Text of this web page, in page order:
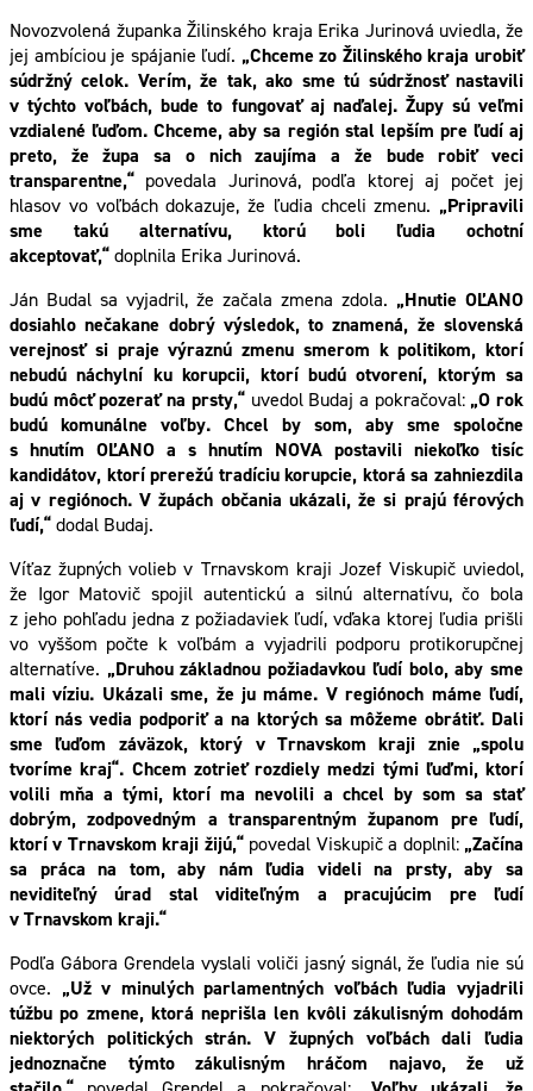
Novozvolená županka Žilinského kraja Erika Jurinová uviedla, že
jej ambíciou je spájanie ľudí. „Chceme zo Žilinského kraja urobiť
súdržný celok. Verím, že tak, ako sme tú súdržnosť nastavili
v týchto voľbách, bude to fungovať aj naďalej. Župy sú veľmi
vzdialené ľuďom. Chceme, aby sa región stal lepším pre ľudí aj
preto, že župa sa o nich zaujíma a že bude robiť veci
transparentne,“ povedala Jurinová, podľa ktorej aj počet jej
hlasov vo voľbách dokazuje, že ľudia chceli zmenu. „Pripravili
sme takú alternatívu, ktorú boli ľudia ochotní
akceptovať,“doplnila Erika Jurinová.
Ján Budal sa vyjadril, že začala zmena zdola. „Hnutie OĽANO
dosiahlo nečakane dobrý výsledok, to znamená, že slovenská
verejnosť si praje výraznú zmenu smerom k politikom, ktorí
nebudú náchylní ku korupcii, ktorí budú otvorení, ktorým sa
budú môcť pozerať na prsty,“uvedol Budaj a pokračoval: „O rok
budú komunálne voľby. Chcel by som, aby sme spoločne
s hnutím OĽANO a s hnutím NOVA postavili niekoľko tisíc
kandidátov, ktorí prerežú tradíciu korupcie, ktorá sa zahniezdila
aj v regiónoch. V župách občania ukázali, že si prajú férových
ľudí,“dodal Budaj.
Víťaz župných volieb v Trnavskom kraji Jozef Viskupič uviedol,
že Igor Matovič spojil autentickú a silnú alternatívu, čo bola
z jeho pohľadu jedna z požiadaviek ľudí, vďaka ktorej ľudia prišli
vo vyššom počte k voľbám a vyjadrili podporu protikorupčnej
alternatíve. „Druhou základnou požiadavkou ľudí bolo, aby sme
mali víziu. Ukázali sme, že ju máme. V regiónoch máme ľudí,
ktorí nás vedia podporiť a na ktorých sa môžeme obrátiť. Dali
sme ľuďom záväzok, ktorý v Trnavskom kraji znie „spolu
tvoríme kraj“. Chcem zotrieť rozdiely medzi tými ľuďmi, ktorí
volili mňa a tými, ktorí ma nevolili a chcel by som sa stať
dobrým, zodpovedným a transparentným županom pre ľudí,
ktorí v Trnavskom kraji žijú,“ povedal Viskupič a doplnil: „Začína
sa práca na tom, aby nám ľudia videli na prsty, aby sa
neviditeľný úrad stal viditeľným a pracujúcim pre ľudí
v Trnavskom kraji.“
Podľa Gábora Grendela vyslali voliči jasný signál, že ľudia nie sú
ovce. „Už v minulých parlamentných voľbách ľudia vyjadrili
túžbu po zmene, ktorá neprišla len kvôli zákulisným dohodám
niektorých politických strán. V župných voľbách dali ľudia
jednoznačne týmto zákulisným hráčom najavo, že už